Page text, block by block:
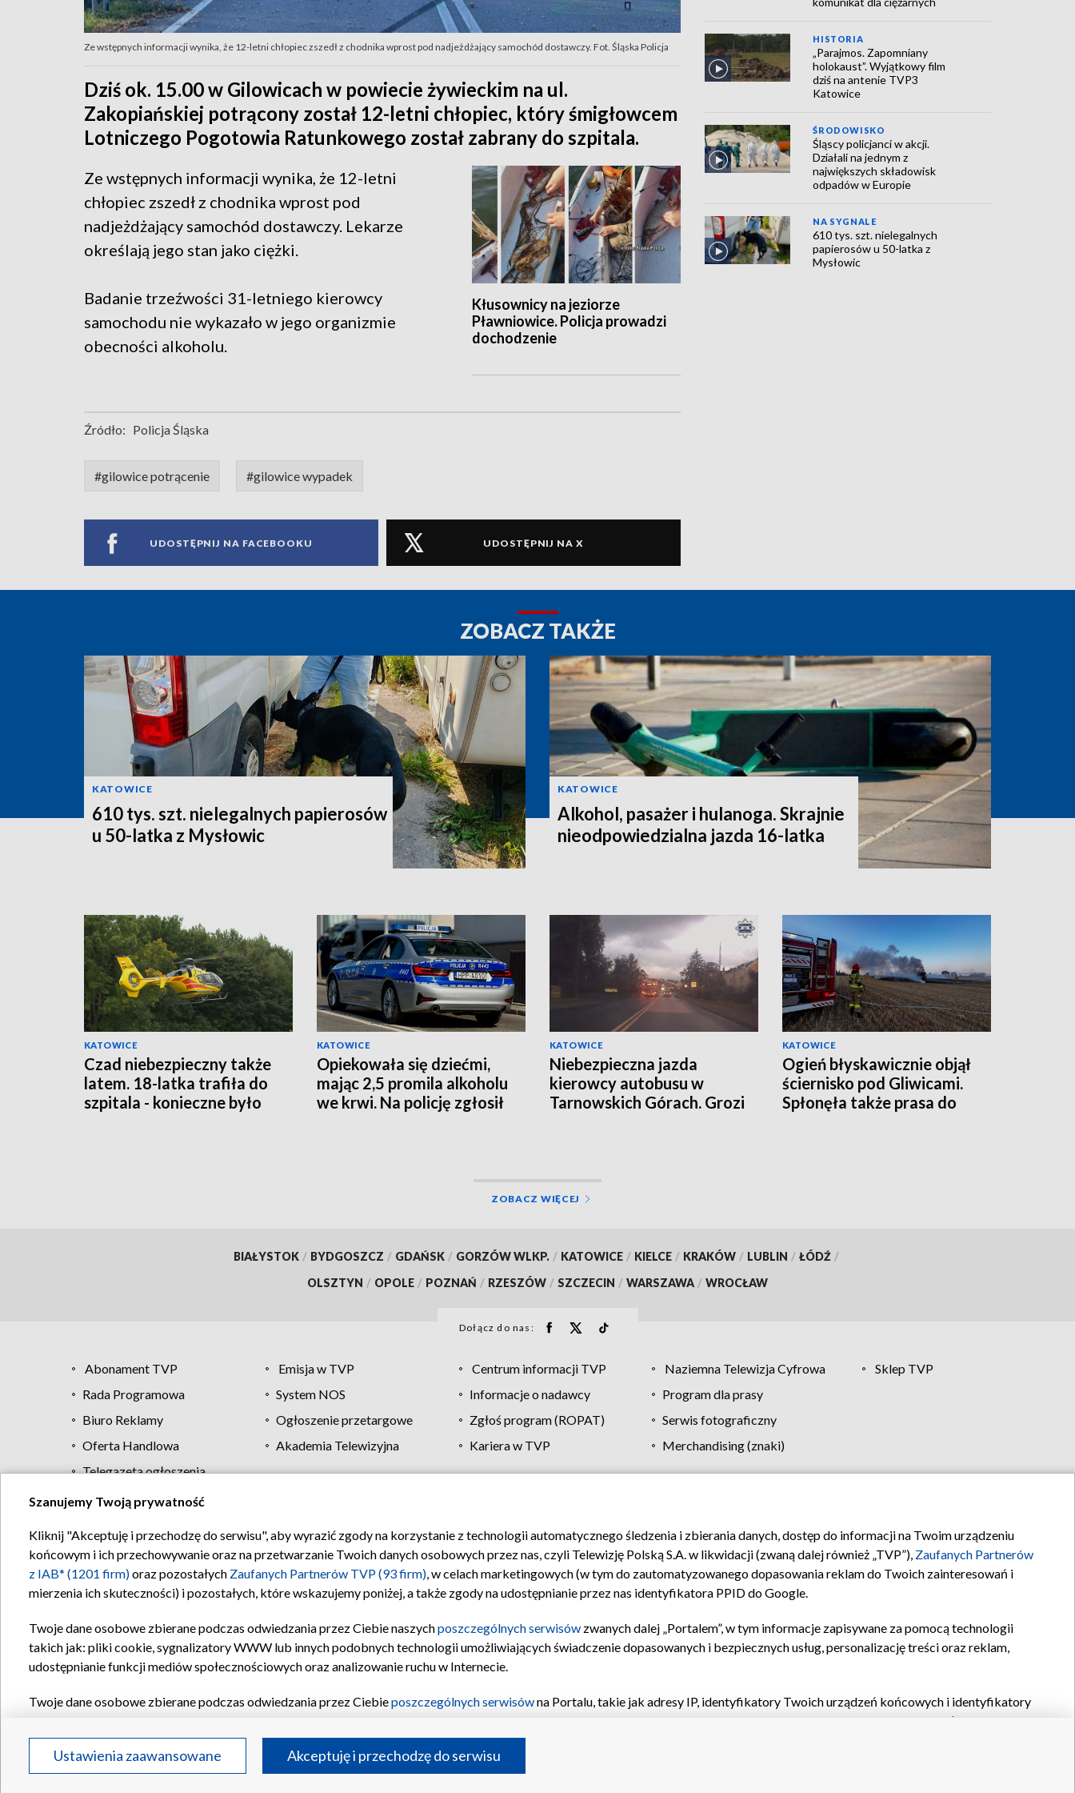
Ze wstępnych informacji wynika, że 12-letni chłopiec zszedł z chodnika wprost pod nadjeżdżający samochód dostawczy. Fot. Śląska Policja
Dziś ok. 15.00 w Gilowicach w powiecie żywieckim na ul.
Zakopiańskiej potrącony został 12-letni chłopiec, który śmigłowcem
Lotniczego Pogotowia Ratunkowego został zabrany do szpitala.
Kłusownicy na jeziorze
Pławniowice. Policja prowadzi
dochodzenie
Ze wstępnych informacji wynika, że 12-letni
chłopiec zszedł z chodnika wprost pod
nadjeżdżający samochód dostawczy. Lekarze
określają jego stan jako ciężki.
Badanie trzeźwości 31-letniego kierowcy
samochodu nie wykazało w jego organizmie
obecności alkoholu.
Źródło: Policja Śląska
#gilowice potrącenie #gilowice wypadek
UDOSTĘPNIJ NA FACEBOOKU UDOSTĘPNIJ NA X
HISTORIA
„Parajmos. Zapomniany
holokaust”. Wyjątkowy film
dziś na antenie TVP3
Katowice
ŚRODOWISKO
Śląscy policjanci w akcji.
Działali na jednym z
największych składowisk
odpadów w Europie
NA SYGNALE
610 tys. szt. nielegalnych
papierosów u 50-latka z
Mysłowic
ZOBACZ TAKŻE
KATOWICE
610 tys. szt. nielegalnych papierosów
u 50-latka z Mysłowic
KATOWICE
Alkohol, pasażer i hulanoga. Skrajnie
nieodpowiedzialna jazda 16-latka
KATOWICE
Czad niebezpieczny także
latem. 18-latka trafiła do
szpitala - konieczne było
KATOWICE
Opiekowała się dziećmi,
mając 2,5 promila alkoholu
we krwi. Na policję zgłosił
KATOWICE
Niebezpieczna jazda
kierowcy autobusu w
Tarnowskich Górach. Grozi
KATOWICE
Ogień błyskawicznie objął
ściernisko pod Gliwicami.
Spłonęła także prasa do
ZOBACZ WIĘCEJ
BIAŁYSTOK / BYDGOSZCZ / GDAŃSK / GORZÓW WLKP. / KATOWICE / KIELCE / KRAKÓW / LUBLIN / ŁÓDŹ /
OLSZTYN / OPOLE / POZNAŃ / RZESZÓW / SZCZECIN / WARSZAWA / WROCŁAW
Dołącz do nas:
Abonament TVP Emisja w TVP Centrum informacji TVP Naziemna Telewizja Cyfrowa
Sklep TVP
Rada Programowa
System NOS Informacje o nadawcy
Program dla prasy
Biuro Reklamy
Ogłoszenie przetargowe Zgłoś program (ROPAT)
Serwis fotograficzny
Oferta Handlowa
Akademia Telewizyjna Kariera w TVP
Merchandising (znaki)
Telegazeta ogłoszenia
Regulamin TVP Polityka prywatności Moje zgody Pomoc Biuro reklamy Kontakt
Szanujemy Twoją prywatność
Kliknij "Akceptuję i przechodzę do serwisu", aby wyrazić zgody na korzystanie z technologii automatycznego śledzenia i zbierania danych, dostęp do informacji na Twoim urządzeniu
końcowym i ich przechowywanie oraz na przetwarzanie Twoich danych osobowych przez nas, czyli Telewizję Polską S.A. w likwidacji (zwaną dalej również „TVP”), Zaufanych Partnerów
z IAB* (1201 firm)oraz pozostałych Zaufanych Partnerów TVP (93 firm), w celach marketingowych (w tym do zautomatyzowanego dopasowania reklam do Twoich zainteresowań i
mierzenia ich skuteczności) i pozostałych, które wskazujemy poniżej, a także zgody na udostępnianie przez nas identyfikatora PPID do Google.
Twoje dane osobowe zbierane podczas odwiedzania przez Ciebie naszychposzczególnych serwisów zwanych dalej „Portalem”, w tym informacje zapisywane za pomocą technologii
takich jak: pliki cookie, sygnalizatory WWW lub innych podobnych technologii umożliwiających świadczenie dopasowanych i bezpiecznych usług, personalizację treści oraz reklam,
udostępnianie funkcji mediów społecznościowych oraz analizowanie ruchu w Internecie.
Twoje dane osobowe zbierane podczas odwiedzania przez Ciebieposzczególnych serwisówna Portalu, takie jak adresy IP, identyfikatory Twoich urządzeń końcowych i identyfikatory
oraz pozostałych
Partnerów TVPdla realizacji następujących celów i funkcji: przechowywania informacji na urządzeniu lub dostęp do nich, wyboru podstawowych reklam, wyboru spersonalizowanych
reklam, tworzenia profilu spersonalizowanych reklam, tworzenia profilu spersonalizowanych treści, wyboru spersonalizowanych treści, pomiaru wydajności reklam, pomiaru wydajności
treści, stosowania badań rynkowych w celu generowania opinii odbiorców, opracowywania i ulepszania produktów, zapewnienia bezpieczeństwa, zapobiegania oszustwom i usuwania
Ustawienia zaawansowane Akceptuję i przechodzę do serwisu